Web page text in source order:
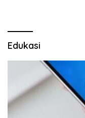
Edukasi